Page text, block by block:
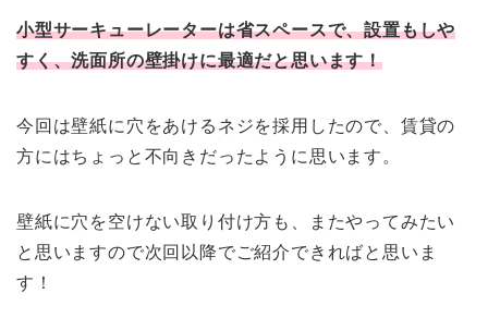
小型サーキューレーターは省スペースで、設置もしや
すく、洗面所の壁掛けに最適だと思います！
今回は壁紙に穴をあけるネジを採用したので、賃貸の
方にはちょっと不向きだったように思います。
壁紙に穴を空けない取り付け方も、またやってみたい
と思いますので次回以降でご紹介できればと思いま
す！